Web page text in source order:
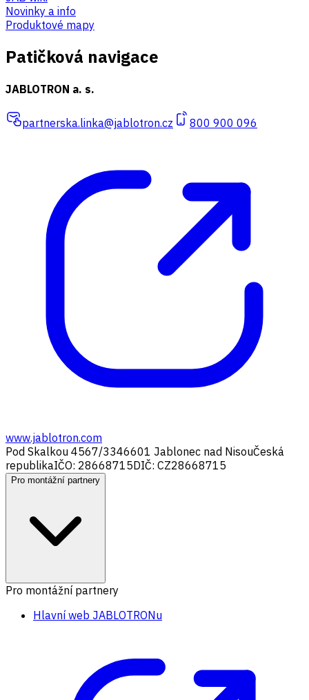
Novinky a info
Produktové mapy
Patičková navigace
JABLOTRON a. s.
partnerska.linka@jablotron.cz 800 900 096
www.jablotron.com
Pod Skalkou 4567/3346601 Jablonec nad NisouČeská
republikaIČO: 28668715DIČ: CZ28668715
Pro montážní partnery
Pro montážní partnery
Hlavní web JABLOTRONu